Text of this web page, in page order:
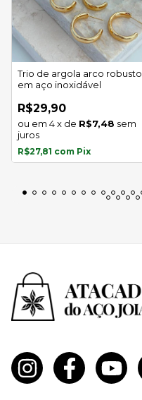
Trio de argola arco robusto
em aço inoxidável
R$29,90
4x de R$7,48 sem
juros
R$27,81 com Pix